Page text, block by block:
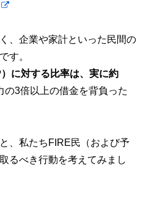
、企業や家計といった民間の
す。
に対する比率は、実に約
の3倍以上の借金を背負った
、私たちFIRE民（および予
るべき行動を考えてみまし